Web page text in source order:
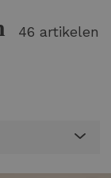
46 artikelen